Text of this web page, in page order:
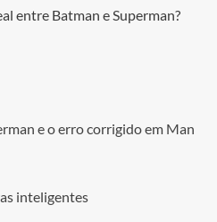
entre Batman e Superman?
e o erro corrigido em Man
inteligentes